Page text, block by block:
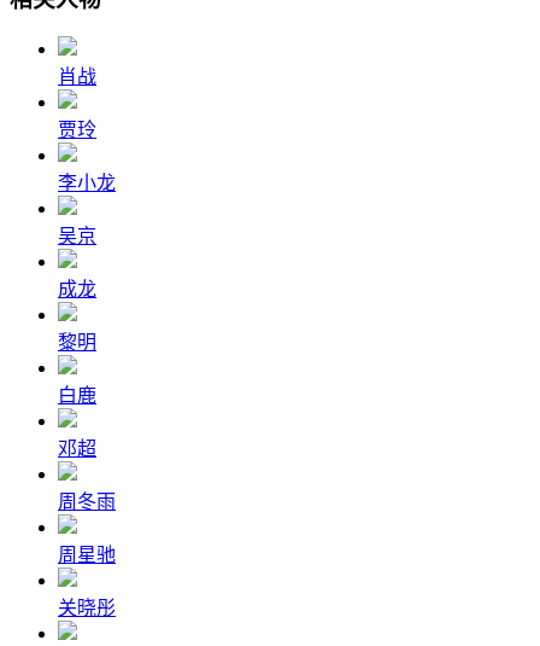
肖战
贾玲
李小龙
吴京
成龙
黎明
白鹿
邓超
周冬雨
周星驰
关晓彤